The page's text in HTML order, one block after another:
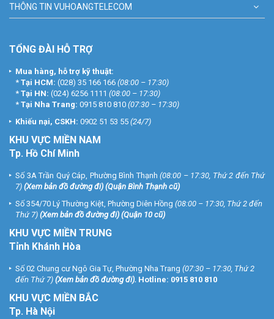
THÔNG TIN VUHOANGTELECOM
TỔNG ĐÀI HỖ TRỢ
Mua hàng, hỗ trợ kỹ thuật:
* Tại HCM: (028) 35 166 166 (08:00 – 17:30)
* Tại HN: (024) 6256 1111 (08:00 – 17:30)
* Tại Nha Trang: 0915 810 810 (07:30 – 17:30)
Khiếu nại, CSKH: 0902 51 53 55 (24/7)
KHU VỰC MIỀN NAM
Tp. Hồ Chí Minh
Số 3A Trần Quý Cáp, Phường Bình Thạnh (08:00 – 17:30, Thứ 2 đến Thứ
7) (Xem bản đồ đường đi) (Quận Bình Thạnh cũ)
Số 354/70 Lý Thường Kiệt, Phường Diên Hồng (08:00 – 17:30, Thứ 2 đến
Thứ 7) (Xem bản đồ đường đi) (Quận 10 cũ)
KHU VỰC MIỀN TRUNG
Tỉnh Khánh Hòa
Số 02 Chung cư Ngô Gia Tự, Phường Nha Trang (07:30 – 17:30, Thứ 2
đến Thứ 7) (Xem bản đồ đường đi). Hotline: 0915 810 810
KHU VỰC MIỀN BẮC
Tp. Hà Nội